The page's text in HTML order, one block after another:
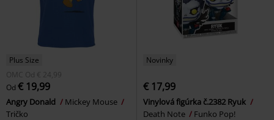
Plus Size
OMC Od € 24,99
Od € 19,99
Angry Donald
Mickey Mouse
Tričko
Novinky
€ 17,99
Vinylová figúrka č.2382 Ryuk
Death Note
Funko Pop!